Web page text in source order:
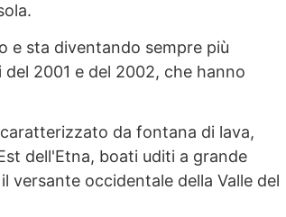
e sta diventando sempre più
2001 e del 2002, che hanno
da fontana di lava,
dell'Etna, boati uditi a grande
versante occidentale della Valle del